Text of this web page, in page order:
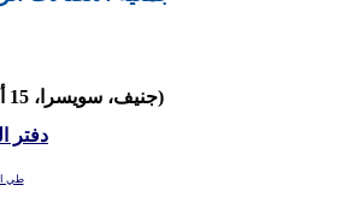
(جنيف، سويسرا، 15 أكتوبر - 19 أكتوبر 2007)
دفتر
طي